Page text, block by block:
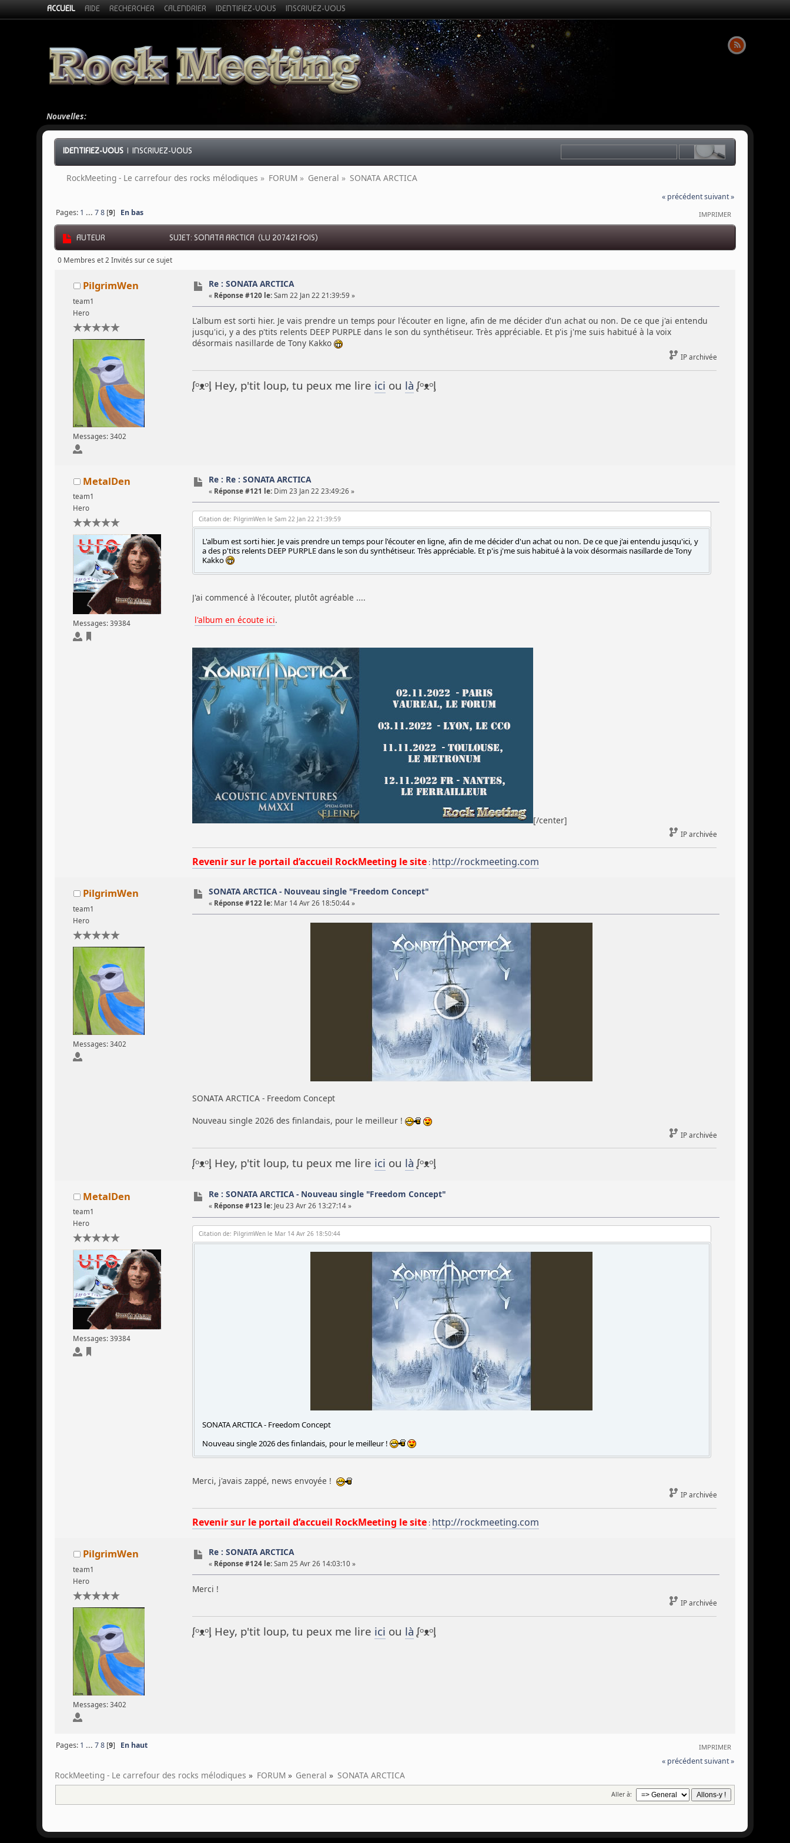
ACCUEIL AIDE RECHERCHER CALENDRIER IDENTIFIEZ-VOUS INSCRIVEZ-VOUS
Nouvelles:
IDENTIFIEZ-VOUS |INSCRIVEZ-VOUS
RockMeeting - Le carrefour des rocks mélodiques » FORUM » General » SONATA ARCTICA
« précédentsuivant »
IMPRIMER
Pages: 1 ...78 [9] En bas
AUTEUR SUJET: SONATA ARCTICA (LU 207421 FOIS)
0 Membres et 2 Invités sur ce sujet
PilgrimWen
team1
Hero
Messages: 3402
Re : SONATA ARCTICA
« Réponse #120 le: Sam 22 Jan 22 21:39:59 »
L'album est sorti hier. Je vais prendre un temps pour l'écouter en ligne, afin de me décider d'un achat ou non. De ce que j'ai entendu
jusqu'ici, y a des p'tits relents DEEP PURPLE dans le son du synthétiseur. Très appréciable. Et p'is j'me suis habitué à la voix
désormais nasillarde de Tony Kakko
IP archivée
ᶘᵒᴥᵒᶅ Hey, p'tit loup, tu peux me lire ici ou là ᶘᵒᴥᵒᶅ
MetalDen
team1
Hero
Messages: 39384
Re : Re : SONATA ARCTICA
« Réponse #121 le: Dim 23 Jan 22 23:49:26 »
Citation de: PilgrimWen le Sam 22 Jan 22 21:39:59
L'album est sorti hier. Je vais prendre un temps pour l'écouter en ligne, afin de me décider d'un achat ou non. De ce que j'ai entendu jusqu'ici, y
a des p'tits relents DEEP PURPLE dans le son du synthétiseur. Très appréciable. Et p'is j'me suis habitué à la voix désormais nasillarde de Tony
Kakko
J'ai commencé à l'écouter, plutôt agréable ....
l'album en écoute ici.
[/center]
IP archivée
Revenir sur le portail d’accueil RockMeeting le site: http://rockmeeting.com
PilgrimWen
team1
Hero
Messages: 3402
SONATA ARCTICA - Nouveau single "Freedom Concept"
« Réponse #122 le: Mar 14 Avr 26 18:50:44 »
SONATA ARCTICA - Freedom Concept
Nouveau single 2026 des finlandais, pour le meilleur !
IP archivée
ᶘᵒᴥᵒᶅ Hey, p'tit loup, tu peux me lire ici ou là ᶘᵒᴥᵒᶅ
MetalDen
team1
Hero
Messages: 39384
Re : SONATA ARCTICA - Nouveau single "Freedom Concept"
« Réponse #123 le: Jeu 23 Avr 26 13:27:14 »
Citation de: PilgrimWen le Mar 14 Avr 26 18:50:44
SONATA ARCTICA - Freedom Concept
Nouveau single 2026 des finlandais, pour le meilleur !
Merci, j'avais zappé, news envoyée !
IP archivée
Revenir sur le portail d’accueil RockMeeting le site: http://rockmeeting.com
PilgrimWen
team1
Hero
Messages: 3402
Re : SONATA ARCTICA
« Réponse #124 le: Sam 25 Avr 26 14:03:10 »
Merci !
IP archivée
ᶘᵒᴥᵒᶅ Hey, p'tit loup, tu peux me lire ici ou là ᶘᵒᴥᵒᶅ
IMPRIMER
Pages: 1 ...78 [9] En haut
« précédentsuivant »
RockMeeting - Le carrefour des rocks mélodiques » FORUM » General » SONATA ARCTICA
Aller à: